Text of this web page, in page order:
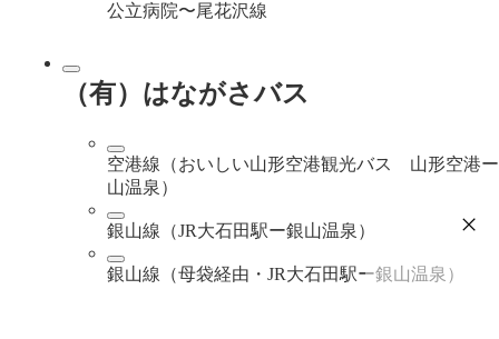
公立病院〜尾花沢線
（有）はながさバス
空港線（おいしい山形空港観光バス 山形空港
山温泉）
銀山線（JR大石田駅ー銀山温泉）
銀山線（母袋経由・JR大石田駅ー銀山温泉）